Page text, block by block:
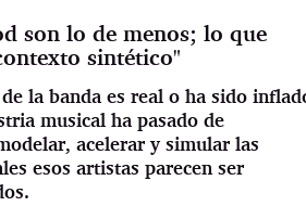
son lo de menos; lo que
sintético"
la banda es real o ha sido
musical ha pasado de
acelerar y simular las
esos artistas parecen ser